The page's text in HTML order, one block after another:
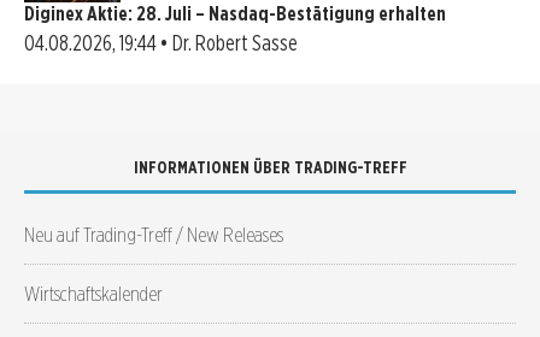
Diginex Aktie: 28. Juli – Nasdaq-Bestätigung erhalten
04.08.2026, 19:44 • Dr. Robert Sasse
INFORMATIONEN ÜBER TRADING-TREFF
Neu auf Trading-Treff / New Releases
Wirtschaftskalender